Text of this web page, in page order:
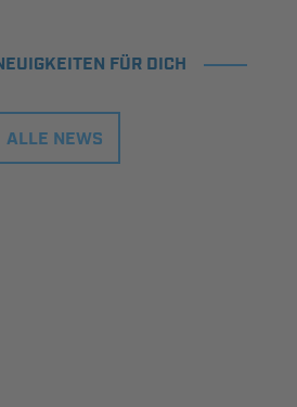
FÜR DICH
ALLE NEWS